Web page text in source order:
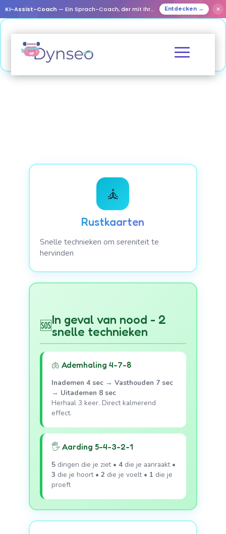
KI-Assist-Coach — Ein Sprach-Coach, der mit Ihren Lieben spielt Entdecken → ✕
🧘
Rustkaarten
Snelle technieken om sereniteit te
hervinden
🆘In geval van nood - 2
snelle technieken
🫁 Ademhaling 4-7-8
Inademen 4 sec→ Vasthouden 7 sec
→ Uitademen 8 sec
Herhaal 3 keer. Direct kalmerend
effect.
🖐️ Aarding 5-4-3-2-1
5dingen die je ziet • 4die je aanraakt •
3 die je hoort • 2 die je voelt • 1 die je
proeft